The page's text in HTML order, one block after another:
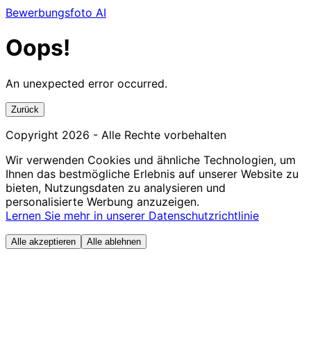
Bewerbungsfoto AI
Oops!
An unexpected error occurred.
Zurück
Copyright 2026 - Alle Rechte vorbehalten
Wir verwenden Cookies und ähnliche Technologien, um
Ihnen das bestmögliche Erlebnis auf unserer Website zu
bieten, Nutzungsdaten zu analysieren und
personalisierte Werbung anzuzeigen.
Lernen Sie mehr in unserer Datenschutzrichtlinie
Alle akzeptieren Alle ablehnen